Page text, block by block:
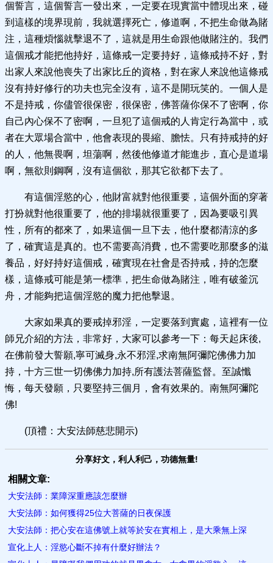
個誓言，這個誓言一發出來，一定要在現實當中體現出來，碰
到這樣的境界現前，我就選擇死亡，修道啊，不把生命做為賭
注，這種煩惱就擊退不了，這就是用生命跟他做賭注的。我們
這個戒才能把他持好，這條戒一定要持好，這條戒持不好，對
出家人來說他喪失了出家比丘的資格，對在家人來說他這條戒
沒有持好修行的功夫也完全沒有，這不是開玩笑的。一個人是
不是持戒，你儘管很保密，很保密，佛菩薩你保不了密啊，你
自己內心保不了密啊，一旦犯了這個戒的人肯定行為當中，或
者在大眾場合當中，他會表現的畏縮、膽怯。只有持戒持的好
的人，他無畏啊，坦蕩啊，然後他修道才能進步，直心是道場
啊，無欲則鋼啊，沒有這個欲，那其它欲都下去了。
有這個淫慾的心，他財富就對他很重要，這個外面的穿著
打扮就對他很重要了，他的排場就很重要了，因為要吸引異
性，所有的都來了，如果這個一旦下去，他什麼都清涼的多
了，確實這是真的。也不需要高消費，也不需要吃那麼多的滋
養品，好好持好這個戒，確實現在社會是否持戒，持的怎麼
樣，這條戒可能是第一標準，把生命做為賭注，唯有破釜沉
舟，才能夠把這個淫慾的魔力把他擊退。
大家如果真的要戒掉邪淫，一定要落到實處，這裡有一位
師兄介紹的方法，非常好，大家可以參考一下：每天起床後,
在佛前發大誓願,寧可滅身,永不邪淫,求南無阿彌陀佛佛力加
持，十方三世一切佛佛力加持,所有護法菩薩監督。至誠懺
悔，每天發願，只要堅持三個月，會有效果的。南無阿彌陀
佛!
(頂禮：大安法師慈悲開示)
分享好文，利人利己，功德無量!
相關文章:
大安法師：業障深重應該怎麼辦
大安法師：如何獲得25位大菩薩的日夜保護
大安法師：把心安在這佛號上就等於安在實相上，是大乘無上深
宣化上人：淫慾心斷不掉有什麼好辦法？